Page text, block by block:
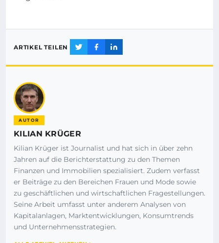
ARTIKEL TEILEN
AUTOR
KILIAN KRÜGER
Kilian Krüger ist Journalist und hat sich in über zehn
Jahren auf die Berichterstattung zu den Themen
Finanzen und Immobilien spezialisiert. Zudem verfasst
er Beiträge zu den Bereichen Frauen und Mode sowie
zu geschäftlichen und wirtschaftlichen Fragestellungen.
Seine Arbeit umfasst unter anderem Analysen von
Kapitalanlagen, Marktentwicklungen, Konsumtrends
und Unternehmensstrategien.